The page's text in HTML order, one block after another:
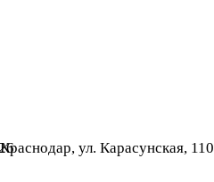
ул. Карасунская, 110